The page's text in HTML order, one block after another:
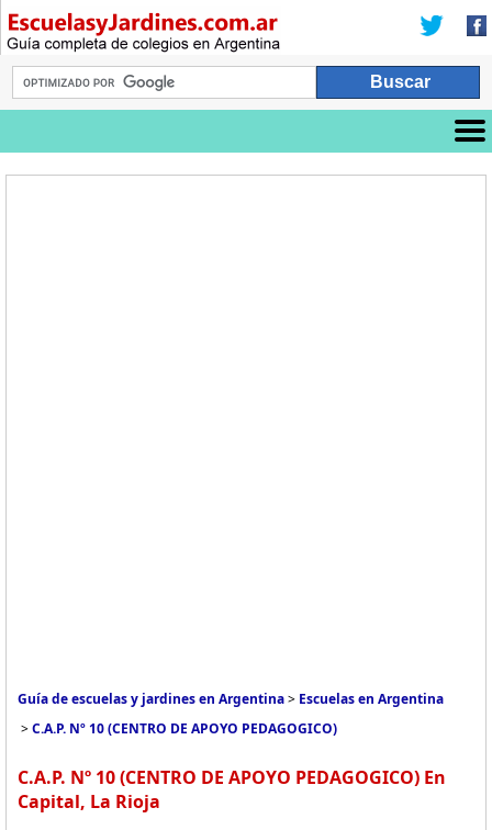
Guía de escuelas y jardines en Argentina> Escuelas en Argentina
>C.A.P. Nº 10 (CENTRO DE APOYO PEDAGOGICO)
C.A.P. Nº 10 (CENTRO DE APOYO PEDAGOGICO) En
Capital, La Rioja